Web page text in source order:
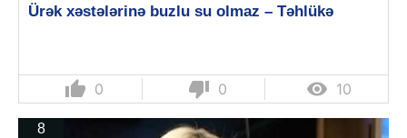
Ürək xəstələrinə buzlu su olmaz – Təhlükə
thumb_up 0 thumb_down 0  10
8